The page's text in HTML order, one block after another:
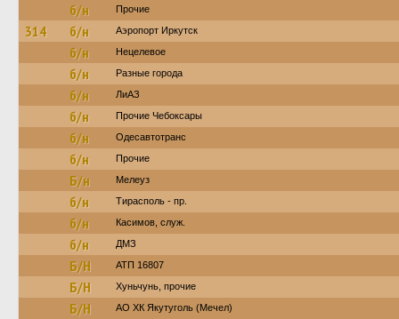
б/н Прочие
314 б/н Аэропорт Иркутск
б/н Нецелевое
б/н Разные города
б/н ЛиАЗ
б/н Прочие Чебоксары
б/н Одесавтотранс
б/н Прочие
Б/н Мелеуз
б/н Тирасполь - пр.
б/н Касимов, служ.
б/н ДМЗ
Б/Н АТП 16807
Б/Н Хуньчунь, прочие
Б/Н АО ХК Якутуголь (Мечел)